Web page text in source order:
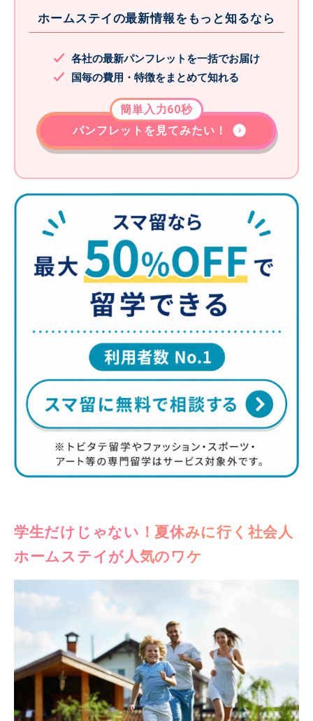
ホームステイの最新情報をもっと知るなら
各社の最新パンフレットを一括でお届け
国毎の費用・特徴をまとめて知れる
パンフレットを見てみたい！
簡単入力60秒
学生だけじゃない！夏休みに行く社会人
ホームステイが人気のワケ